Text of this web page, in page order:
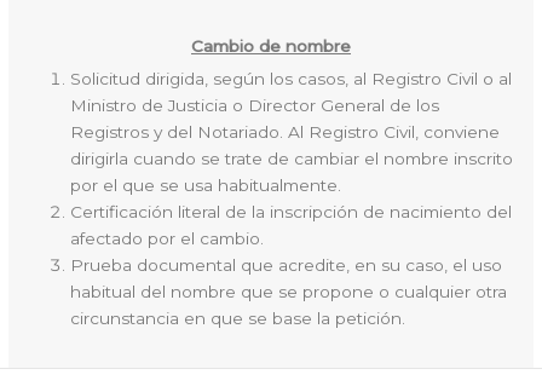
Cambio de nombre
Solicitud dirigida, según los casos, al Registro Civil o al
Ministro de Justicia o Director General de los
Registros y del Notariado. Al Registro Civil, conviene
dirigirla cuando se trate de cambiar el nombre inscrito
por el que se usa habitualmente.
Certificación literal de la inscripción de nacimiento del
afectado por el cambio.
Prueba documental que acredite, en su caso, el uso
habitual del nombre que se propone o cualquier otra
circunstancia en que se base la petición.